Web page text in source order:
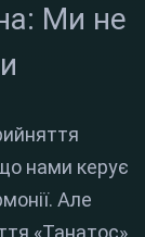
Ми не
нами керує
Але
«Танатос»